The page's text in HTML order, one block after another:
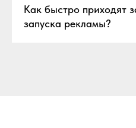
Как быстро приходят
запуска рекламы?